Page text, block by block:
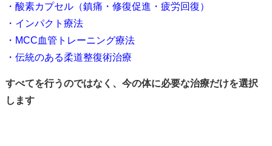
・酸素カプセル（鎮痛・修復促進・疲労回復）
・インパクト療法
・MCC血管トレーニング療法
・伝統のある柔道整復術治療
すべてを行うのではなく、今の体に必要な治療だけを選択
します